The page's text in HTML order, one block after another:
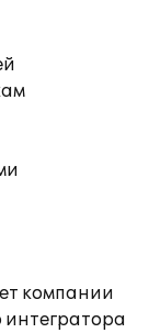
компании
интегратора